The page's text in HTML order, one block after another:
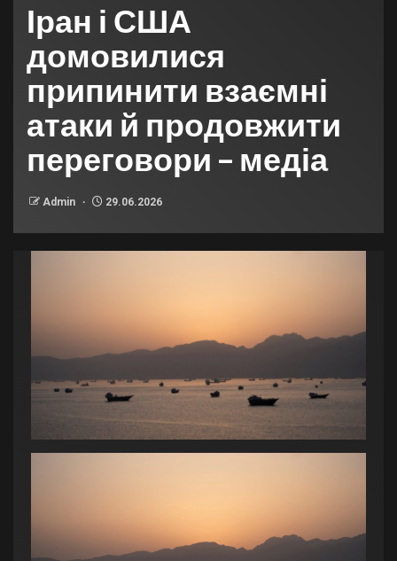
Іран і США
домовилися
припинити взаємні
атаки й продовжити
переговори – медіа
Admin 29.06.2026